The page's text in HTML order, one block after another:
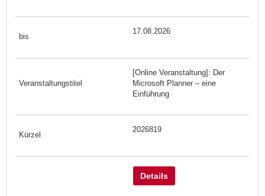
17.08.2026
[Online Veranstaltung]: Der
Microsoft Planner – eine
Einführung
2026819
Details